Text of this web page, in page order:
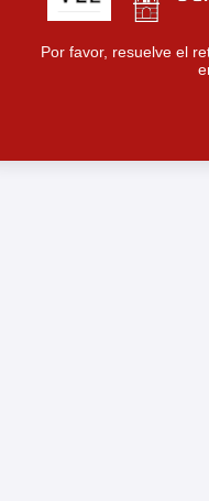
Por favor, resuelve el